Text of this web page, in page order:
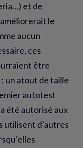
et de
le
aucun
ces
être
un atout de taille
autotest
été autorisé aux
utilisent d’autres